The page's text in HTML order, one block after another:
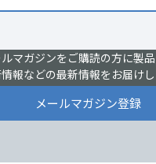
マガジンをご購読の方に製品
報などの最新情報をお届けし
メールマガジン登録